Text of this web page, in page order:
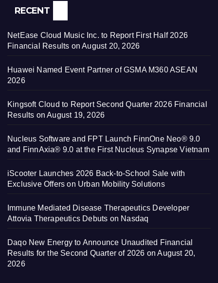
RECENT
NetEase Cloud Music Inc. to Report First Half 2026
Financial Results on August 20, 2026
Huawei Named Event Partner of GSMA M360 ASEAN
2026
Kingsoft Cloud to Report Second Quarter 2026 Financial
Results on August 19, 2026
Nucleus Software and FPT Launch FinnOne Neo® 9.0
and FinnAxia® 9.0 at the First Nucleus Synapse Vietnam
iScooter Launches 2026 Back-to-School Sale with
Exclusive Offers on Urban Mobility Solutions
Immune Mediated Disease Therapeutics Developer
Attovia Therapeutics Debuts on Nasdaq
Daqo New Energy to Announce Unaudited Financial
Results for the Second Quarter of 2026 on August 20,
2026